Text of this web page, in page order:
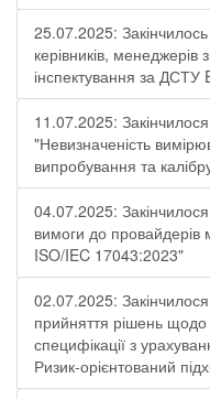
25.07.2025:
керівників, менеджерів
інспектування за
11.07.2025:
"Невизначеність
випробування та
04.07.2025:
вимоги до провайдерів
ISO/IEC 17043:2023"
02.07.2025:
прийняття рішень щодо
специфікації з
Ризик-орієнтований